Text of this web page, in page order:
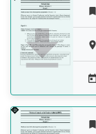




